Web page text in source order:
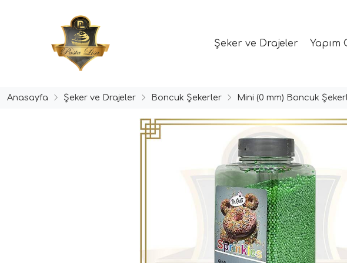
Şeker ve Drajeler Yapım
Anasayfa Şeker ve Drajeler Boncuk Şekerler Mini (0 mm) Boncuk